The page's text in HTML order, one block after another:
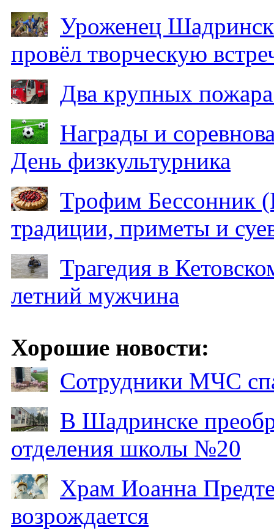
Уроженец
провёл творческую
Два крупных
Награды и
День физкультурника
Трофим Бессонник
традиции, приметы и
Трагедия в
летний мужчина
Хорошие новости:
Сотрудники МЧС
В Шадринске
отделения школы №20
Храм Иоанна
возрождается